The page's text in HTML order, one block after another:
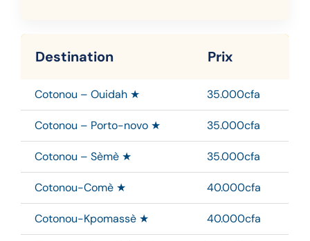
Destination Prix
Cotonou – Ouidah ★ 35.000cfa
Cotonou – Porto-novo ★ 35.000cfa
Cotonou – Sèmè ★ 35.000cfa
Cotonou-Comè ★ 40.000cfa
Cotonou-Kpomassè ★ 40.000cfa